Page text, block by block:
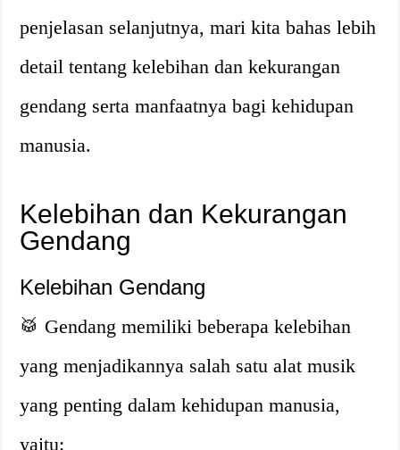
penjelasan selanjutnya, mari kita bahas lebih
detail tentang kelebihan dan kekurangan
gendang serta manfaatnya bagi kehidupan
manusia.
Kelebihan dan Kekurangan
Gendang
Kelebihan Gendang
🥁 Gendang memiliki beberapa kelebihan
yang menjadikannya salah satu alat musik
yang penting dalam kehidupan manusia,
yaitu: